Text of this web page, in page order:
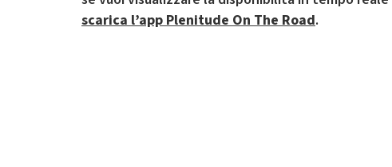
scarica l’app Plenitude On The Road.
Il